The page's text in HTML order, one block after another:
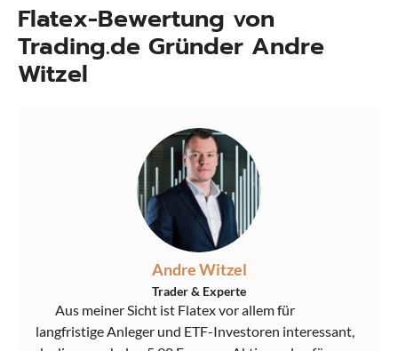
Flatex-Bewertung von
Trading.de Gründer Andre
Witzel
Andre Witzel
Trader & Experte
Aus meiner Sicht ist Flatex vor allem für
langfristige Anleger und ETF-Investoren interessant,